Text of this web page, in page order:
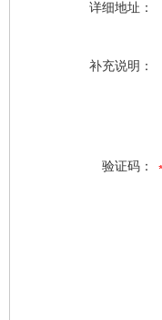
详细地址：
补充说明：
验证码：